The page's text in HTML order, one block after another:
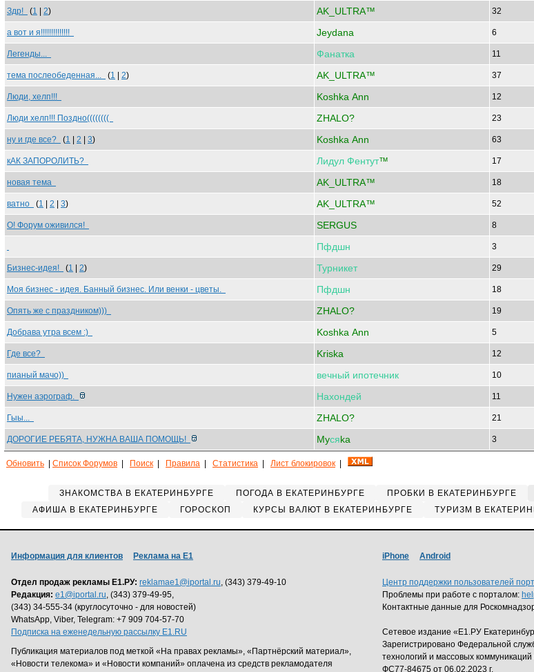
Здр! (1 2) AK_ULTRA™ 32
а вот и я!!!!!!!!!!!!!! Jeydana 6
Легенды... Фанатка 11
тема послеобеденная... (1 2) AK_ULTRA™ 37
Люди, хелп!!! Koshka Ann 12
Люди хелп!!! Поздно(((((((( ZHALO? 23
ну и где все? (1 2 3) Koshka Ann 63
кАК ЗАПОРОЛИТЬ? Лидул Фентут™ 17
новая тема AK_ULTRA™ 18
ватно (1 2 3) AK_ULTRA™ 52
О! Форум оживился! SERGUS 8
Пфдшн 3
Бизнес-идея! (1 2) Турникет 29
Моя бизнес - идея. Банный бизнес. Или венки - цветы. Пфдшн 18
Опять же с праздником))) ZHALO? 19
Добрава утра всем :) Koshka Ann 5
Где все? Kriska 12
пианый мачо)) вечный ипотечник 10
Нужен аэрограф. Нахондей 11
Гыы... ZHALO? 21
ДОРОГИЕ РЕБЯТА, НУЖНА ВАША ПОМОЩЬ! Myсяka 3
Обновить Список Форумов Поиск Правила Статистика Лист блокировок
ЗНАКОМСТВА В ЕКАТЕРИНБУРГЕ ПОГОДА В ЕКАТЕРИНБУРГЕ ПРОБКИ В ЕКАТЕРИНБУРГЕ
АФИША В ЕКАТЕРИНБУРГЕ
ГОРОСКОП КУРСЫ ВАЛЮТ В ЕКАТЕРИНБУРГЕ ТУРИЗМ В
Информация для клиентов Реклама на Е1
Отдел продаж рекламы Е1.РУ: reklamae1@iportal.ru, (343) 379-49-10
Редакция: e1@iportal.ru, (343) 379-49-95,
(343) 34-555-34 (круглосуточно - для новостей)
WhatsApp, Viber, Telegram: +7 909 704-57-70
Подписка на еженедельную рассылку E1.RU
Публикация материалов под меткой «На правах рекламы», «Партнёрский материал»,
«Новости телекома» и «Новости компаний» оплачена из средств рекламодателя
iPhone Android
Центр поддержки пользователей
Проблемы при работе с порталом:
Контактные данные для
Сетевое издание «Е1.РУ
Зарегистрировано Федеральной
технологий и массовых
ФС77-84675 от 06.02.2023 г.